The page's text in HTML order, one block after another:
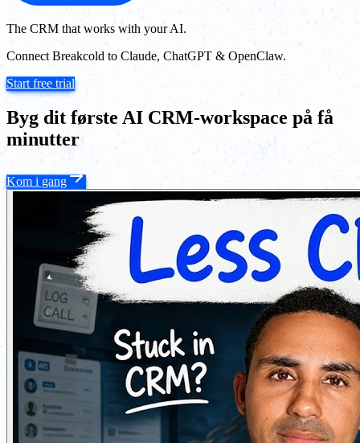
The CRM that works with your AI.
Connect Breakcold to Claude, ChatGPT & OpenClaw.
Start free trial
Byg dit første AI CRM-workspace på få
minutter
Kom i gang